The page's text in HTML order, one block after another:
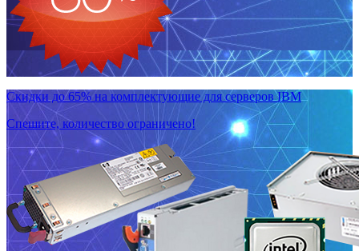
Скидки до 65% на комплектующие для серверов IBM
Спешите, количество ограничено!